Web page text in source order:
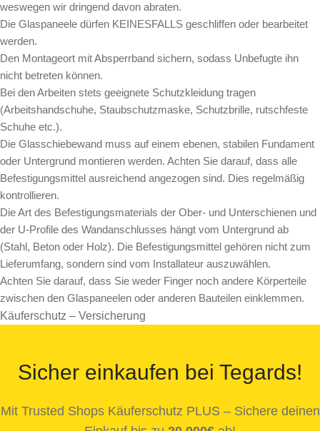
weswegen wir dringend davon abraten.
Die Glaspaneele dürfen KEINESFALLS geschliffen oder bearbeitet
werden.
Den Montageort mit Absperrband sichern, sodass Unbefugte ihn
nicht betreten können.
Bei den Arbeiten stets geeignete Schutzkleidung tragen
(Arbeitshandschuhe, Staubschutzmaske, Schutzbrille, rutschfeste
Schuhe etc.).
Die Glasschiebewand muss auf einem ebenen, stabilen Fundament
oder Untergrund montieren werden. Achten Sie darauf, dass alle
Befestigungsmittel ausreichend angezogen sind. Dies regelmäßig
kontrollieren.
Die Art des Befestigungsmaterials der Ober- und Unterschienen und
der U-Profile des Wandanschlusses hängt vom Untergrund ab
(Stahl, Beton oder Holz). Die Befestigungsmittel gehören nicht zum
Lieferumfang, sondern sind vom Installateur auszuwählen.
Achten Sie darauf, dass Sie weder Finger noch andere Körperteile
zwischen den Glaspaneelen oder anderen Bauteilen einklemmen.
Käuferschutz – Versicherung
Sicher einkaufen bei Tegards!
Mit Trusted Shops Käuferschutz PLUS – Sichere deinen